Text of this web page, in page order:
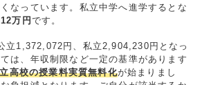
なっています。私立中学へ進学するとな
万円です。
立1,372,072円、私立2,904,230円となっ
は、年収制限など一定の基準があります
高校の授業料実質無料化が始まりまし